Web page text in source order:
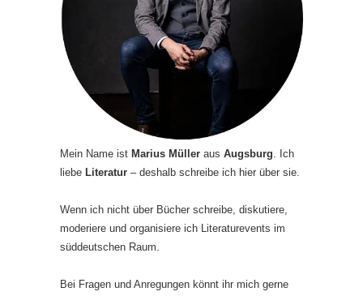
Mein Name ist Marius Müller aus Augsburg. Ich
liebe Literatur – deshalb schreibe ich hier über sie.
Wenn ich nicht über Bücher schreibe, diskutiere,
moderiere und organisiere ich Literaturevents im
süddeutschen Raum.
Bei Fragen und Anregungen könnt ihr mich gerne